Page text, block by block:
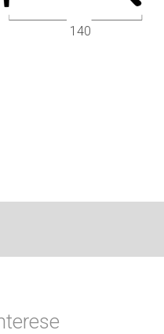
140